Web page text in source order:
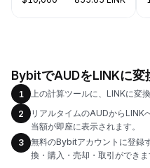
BybitでAUDをLINKに変
1
上の計算ツールに、LINKに変
2
リアルタイムのAUDからLINK
当額が即座に表示されます。
3
無料のBybitアカウントに登録
換・購入・売却・取引ができま